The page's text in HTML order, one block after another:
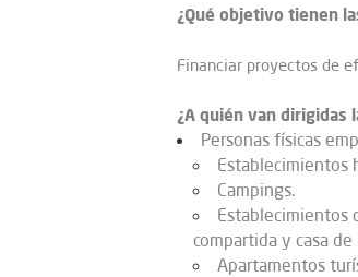
¿Qué objetivo tienen
Financiar proyectos de
¿A quién van dirigidas
Personas físicas
Establecimientos
Campings.
Establecimientos
compartida y casa
Apartamentos